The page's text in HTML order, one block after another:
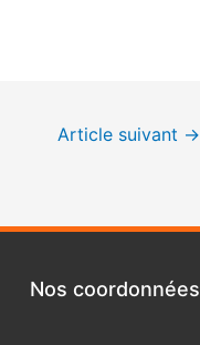
Article suivant →
Nos coordonnées